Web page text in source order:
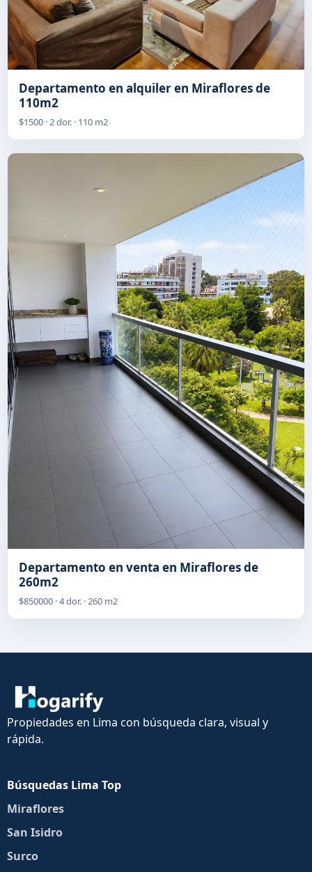
Departamento en alquiler en Miraflores de
110m2
$1500 · 2 dor. · 110 m2
Departamento en venta en Miraflores de
260m2
$850000 · 4 dor. · 260 m2
Propiedades en Lima con búsqueda clara, visual y
rápida.
Búsquedas Lima Top
Miraflores
San Isidro
Surco